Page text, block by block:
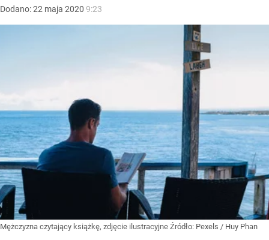
Dodano:22 maja 2020 9:23
Mężczyzna czytający książkę, zdjęcie ilustracyjne Źródło: Pexels / Huy Phan